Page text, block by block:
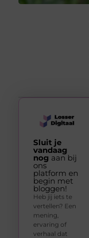
Sluit je
vandaag
nog aan bij
ons
platform en
begin met
bloggen!
Heb jij iets te
vertellen? Een
mening,
ervaring of
verhaal dat